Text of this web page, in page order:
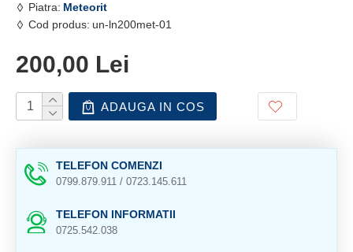
Piatra: Meteorit
Cod produs: un-ln200met-01
200,00 Lei
ADAUGA IN COS
TELEFON COMENZI
0799.879.911 / 0723.145.611
TELEFON INFORMATII
0725.542.038